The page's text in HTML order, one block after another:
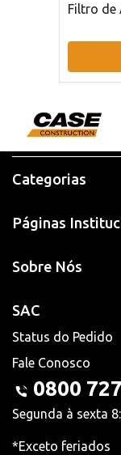
Filtro de
Categorias
Páginas
Sobre Nós
SAC
Status do Pedido
Fale Conosco
0800
Segunda à sexta
*Exceto feriados